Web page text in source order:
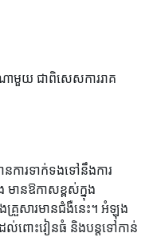
ណាមួយ ជាពិសេសការរាគ
ការទាក់ទងទៅនឹងការ
ានឱកាសខ្ពស់ក្នុង
គ្រួសារមានជំងឺនេះ។ អំឡុង
ល់ពោះវៀនធំ និងបន្តទៅកាន់